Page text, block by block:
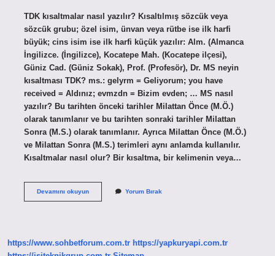
TDK kısaltmalar nasıl yazılır? Kısaltılmış sözcük veya
sözcük grubu; özel isim, ünvan veya rütbe ise ilk harfi
büyük; cins isim ise ilk harfi küçük yazılır: Alm. (Almanca
İngilizce. (İngilizce), Kocatepe Mah. (Kocatepe ilçesi),
Güniz Cad. (Güniz Sokak), Prof. (Profesör), Dr. MS neyin
kısaltması TDK? ms.: gelyrm = Geliyorum; you have
received = Aldınız; evmzdn = Bizim evden; … MS nasıl
yazılır? Bu tarihten önceki tarihler Milattan Önce (M.Ö.)
olarak tanımlanır ve bu tarihten sonraki tarihler Milattan
Sonra (M.S.) olarak tanımlanır. Ayrıca Milattan Önce (M.Ö.)
ve Milattan Sonra (M.S.) terimleri aynı anlamda kullanılır.
Kısaltmalar nasıl olur? Bir kısaltma, bir kelimenin veya…
Devamını okuyunMaddenin
Yorum Bırak
https://www.sohbetforum.com.tr https://yapkuryapi.com.tr